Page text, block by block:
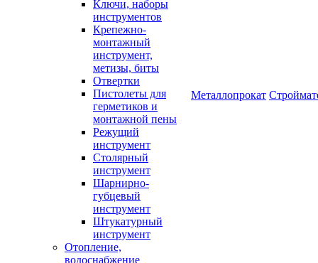
Ключи, наборы
инструментов
Крепежно-
монтажный
инструмент,
метизы, биты
Отвертки
Пистолеты для
герметиков и
монтажной пены
Режущий
инструмент
Столярный
инструмент
Шарнирно-
губцевый
инструмент
Штукатурный
инструмент
Отопление,
водоснабжение
Металлопрокат